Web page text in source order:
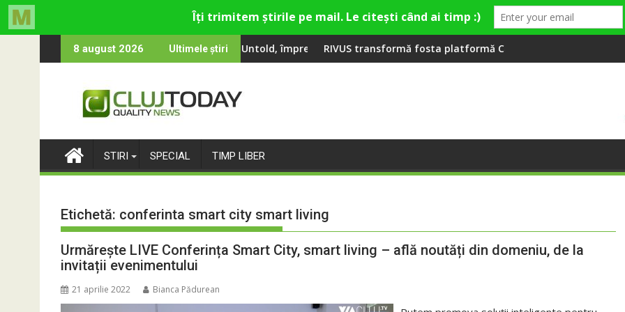
to
8 august 2026 Ultimele știri
Smiley și Theo Rose și comercianți români parteneri, în premieră la Fashion Village
000 de oameni au cântat, la Untold, împreună cu StingRIVUS transformă fosta platformă Carbochim într-un nou centru cultural și
STIRI SPECIAL TIMP LIBER
Etichetă: conferinta smart city smart living
Urmărește LIVE Conferința Smart City, smart living – află noutăți din domeniu, de la
invitații evenimentului
21 aprilie 2022 Bianca Pădurean